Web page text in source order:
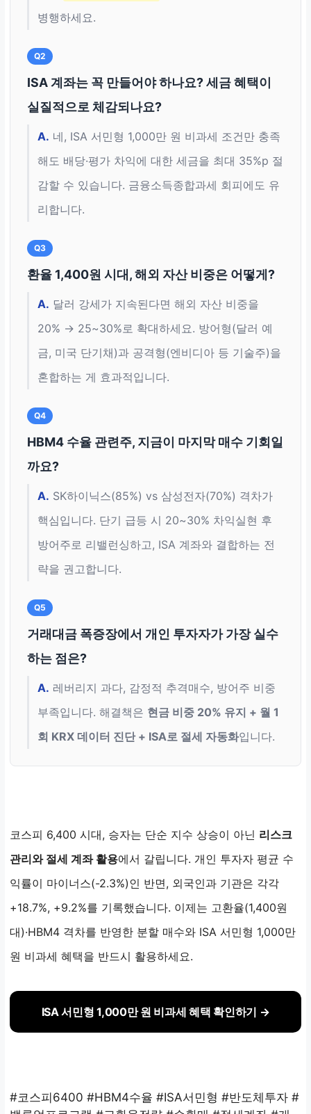
병행하세요.
Q2
ISA 계좌는 꼭 만들어야 하나요? 세금 혜택이
실질적으로 체감되나요?
A. 네, ISA 서민형 1,000만 원 비과세 조건만 충족
해도 배당·평가 차익에 대한 세금을 최대 35%p 절
감할 수 있습니다. 금융소득종합과세 회피에도 유
리합니다.
Q3
환율 1,400원 시대, 해외 자산 비중은 어떻게?
A. 달러 강세가 지속된다면 해외 자산 비중을
20% → 25~30%로 확대하세요. 방어형(달러 예
금, 미국 단기채)과 공격형(엔비디아 등 기술주)을
혼합하는 게 효과적입니다.
Q4
HBM4 수율 관련주, 지금이 마지막 매수 기회일
까요?
A. SK하이닉스(85%) vs 삼성전자(70%) 격차가
핵심입니다. 단기 급등 시 20~30% 차익실현 후
방어주로 리밸런싱하고, ISA 계좌와 결합하는 전
략을 권고합니다.
Q5
거래대금 폭증장에서 개인 투자자가 가장 실수
하는 점은?
A. 레버리지 과다, 감정적 추격매수, 방어주 비중
부족입니다. 해결책은 현금 비중 20% 유지 + 월 1
회 KRX 데이터 진단 + ISA로 절세 자동화입니다.
코스피 6,400 시대, 승자는 단순 지수 상승이 아닌 리스크
관리와 절세 계좌 활용에서 갈립니다. 개인 투자자 평균 수
익률이 마이너스(-2.3%)인 반면, 외국인과 기관은 각각
+18.7%, +9.2%를 기록했습니다. 이제는 고환율(1,400원
대)·HBM4 격차를 반영한 분할 매수와 ISA 서민형 1,000만
원 비과세 혜택을 반드시 활용하세요.
ISA 서민형 1,000만 원 비과세 혜택 확인하기 →
#코스피6400 #HBM4수율 #ISA서민형 #반도체투자 #